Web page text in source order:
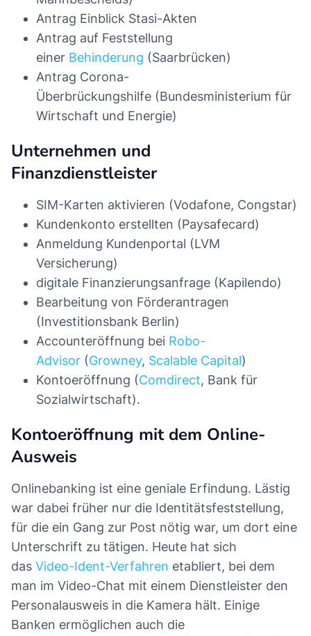
Antrag Einblick Stasi-Akten
Antrag auf Feststellung
einer Behinderung (Saarbrücken)
Antrag Corona-
Überbrückungshilfe (Bundesministerium für
Wirtschaft und Energie)
Unternehmen und
Finanzdienstleister
SIM-Karten aktivieren (Vodafone, Congstar)
Kundenkonto erstellten (Paysafecard)
Anmeldung Kundenportal (LVM
Versicherung)
digitale Finanzierungsanfrage (Kapilendo)
Bearbeitung von Förderantragen
(Investitionsbank Berlin)
Accounteröffnung bei Robo-
Advisor (Growney, Scalable Capital)
Kontoeröffnung (Comdirect, Bank für
Sozialwirtschaft).
Kontoeröffnung mit dem Online-
Ausweis
Onlinebanking ist eine geniale Erfindung. Lästig
war dabei früher nur die Identitätsfeststellung,
für die ein Gang zur Post nötig war, um dort eine
Unterschrift zu tätigen. Heute hat sich
das Video-Ident-Verfahren etabliert, bei dem
man im Video-Chat mit einem Dienstleister den
Personalausweis in die Kamera hält. Einige
Banken ermöglichen auch die